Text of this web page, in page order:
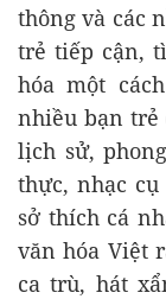
thông và các
trẻ tiếp cận,
hóa một
nhiều bạn trẻ
lịch sử,
thực, nhạc
sở thích cá
văn hóa Việt
ca trù, hát